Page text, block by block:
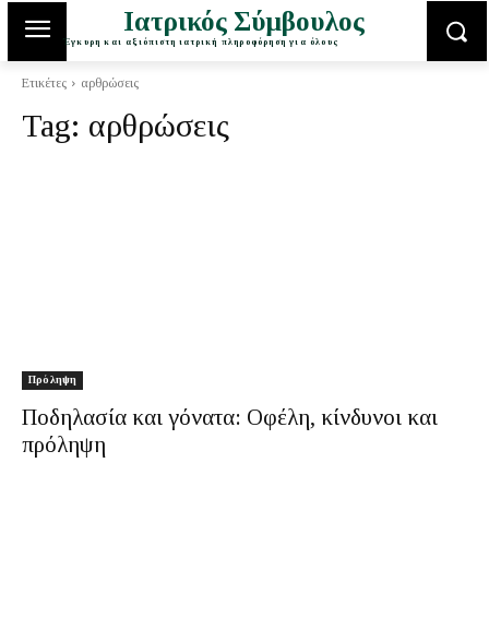
Ιατρικός Σύμβουλος
Έγκυρη και αξιόπιστη ιατρική πληροφόρηση για όλους
Ετικέτες αρθρώσεις
Tag: αρθρώσεις
Πρόληψη
Ποδηλασία και γόνατα: Οφέλη, κίνδυνοι και
πρόληψη